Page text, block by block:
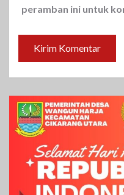
peramban ini untuk